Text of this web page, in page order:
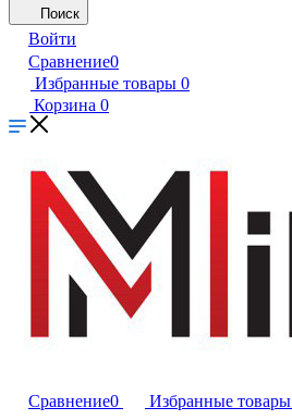
Поиск
Войти
Сравнение0
Избранные товары 0
Корзина 0
Сравнение0 Избранные товары